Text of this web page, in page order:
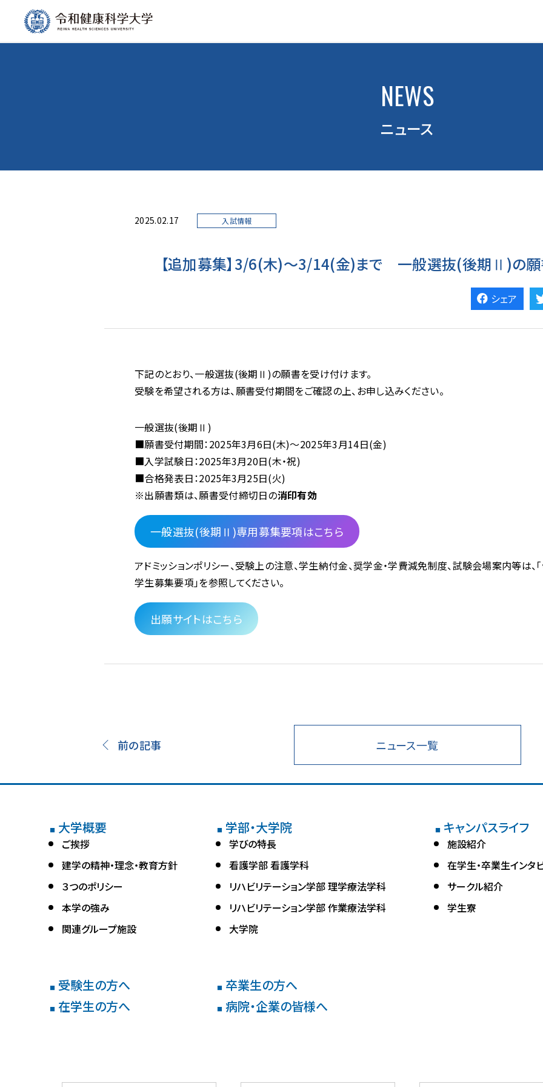
NEWS
ニュース
2025.02.17 入試情報
【追加募集】3/6(木)～3/14(金)まで 一般選抜(後期Ⅱ)の願
シェア
下記のとおり、一般選抜(後期Ⅱ)の願書を受け付けます。
受験を希望される方は、願書受付期間をご確認の上、お申し込みください。
一般選抜(後期Ⅱ)
■願書受付期間：2025年3月6日(木)～2025年3月14日(金)
■入学試験日：2025年3月20日(木・祝)
■合格発表日：2025年3月25日(火)
※出願書類は、願書受付締切日の消印有効
一般選抜(後期Ⅱ)専用募集要項はこちら
アドミッションポリシー、受験上の注意、学生納付金、奨学金・学費減免制度、試験会場案内等は、
学生募集要項」を参照してください。
出願サイトはこちら
前の記事 ニュース一覧
■ 大学概要
ご挨拶
建学の精神・理念・教育方針
３つのポリシー
本学の強み
関連グループ施設
■ 学部・大学院
学びの特長
看護学部 看護学科
リハビリテーション学部 理学療法学科
リハビリテーション学部 作業療法学科
大学院
■ キャンパスライフ
施設紹介
在学生・卒業生インタ
サークル紹介
学生寮
■ 受験生の方へ
■ 在学生の方へ
■ 卒業生の方へ
■ 病院・企業の皆様へ